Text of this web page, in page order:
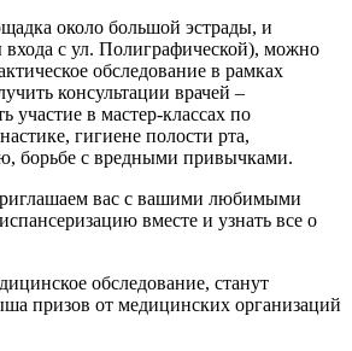
около большой эстрады, и
с ул. Полиграфической), можно
обследование в рамках
консультации врачей –
участие в мастер-классах по
гигиене полости рта,
борьбе с вредными привычками.
вас с вашими любимыми
вместе и узнать все о
обследование, станут
призов от медицинских организаций